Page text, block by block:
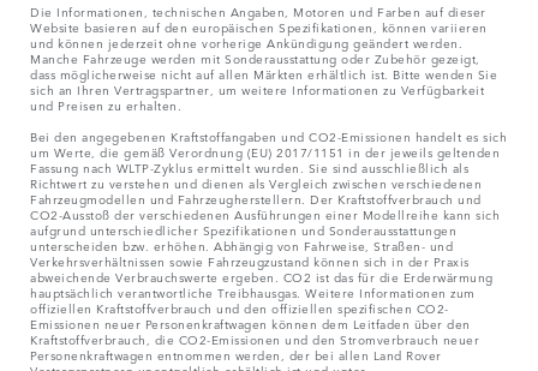
Die Informationen, technischen Angaben, Motoren und Farben auf dieser
Website basieren auf den europäischen Spezifikationen, können variieren
und können jederzeit ohne vorherige Ankündigung geändert werden.
Manche Fahrzeuge werden mit Sonderausstattung oder Zubehör gezeigt,
dass möglicherweise nicht auf allen Märkten erhältlich ist. Bitte wenden Sie
sich an Ihren Vertragspartner, um weitere Informationen zu Verfügbarkeit
und Preisen zu erhalten.
Bei den angegebenen Kraftstoffangaben und CO2-Emissionen handelt es sich
um Werte, die gemäß Verordnung (EU) 2017/1151 in der jeweils geltenden
Fassung nach WLTP-Zyklus ermittelt wurden. Sie sind ausschließlich als
Richtwert zu verstehen und dienen als Vergleich zwischen verschiedenen
Fahrzeugmodellen und Fahrzeugherstellern. Der Kraftstoffverbrauch und
CO2-Ausstoß der verschiedenen Ausführungen einer Modellreihe kann sich
aufgrund unterschiedlicher Spezifikationen und Sonderausstattungen
unterscheiden bzw. erhöhen. Abhängig von Fahrweise, Straßen- und
Verkehrsverhältnissen sowie Fahrzeugzustand können sich in der Praxis
abweichende Verbrauchswerte ergeben. CO2 ist das für die Erderwärmung
hauptsächlich verantwortliche Treibhausgas. Weitere Informationen zum
offiziellen Kraftstoffverbrauch und den offiziellen spezifischen CO2-
Emissionen neuer Personenkraftwagen können dem Leitfaden über den
Kraftstoffverbrauch, die CO2-Emissionen und den Stromverbrauch neuer
Personenkraftwagen entnommen werden, der bei allen Land Rover